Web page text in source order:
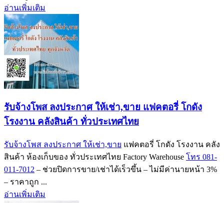
อ่านเพิ่มเติม
รับจ้างโพส ลงประกาศ ให้เช่า,ขาย แฟคตอรี่ โกดัง
โรงงาน คลังสินค้า ทั่วประเทศไทย
รับจ้างโพส ลงประกาศ ให้เช่า,ขาย แฟคตอรี่ โกดัง โรงงาน คลัง
สินค้า ห้องเก็บของ ทั่วประเทศไทย Factory Warehouse โทร 081-
011-7012 – ช่วยปิดการขาย/เช่าได้เร็วขึ้น – ไม่มีค่านายหน้า 3%
– ราคาถูก ...
อ่านเพิ่มเติม